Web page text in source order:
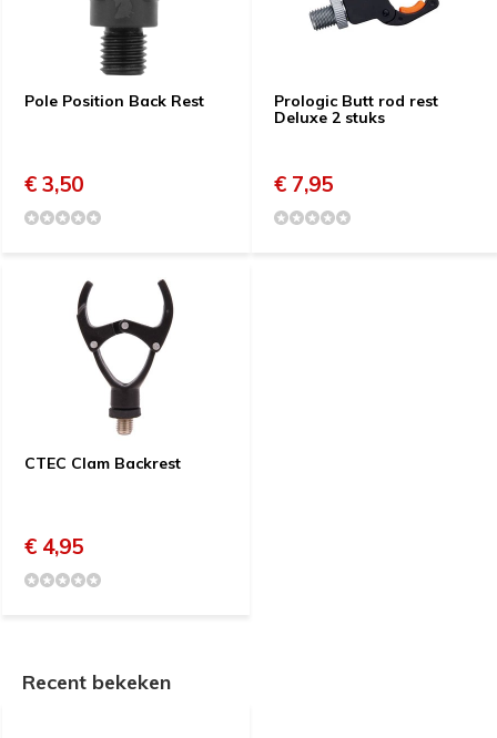
Pole Position Back Rest
€ 3,50
Prologic Butt rod rest
Deluxe 2 stuks
€ 7,95
CTEC Clam Backrest
€ 4,95
Recent bekeken